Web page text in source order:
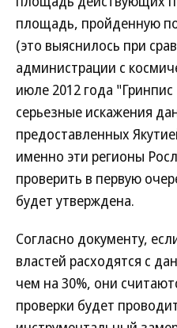
площадь, пройденную
(это выяснилось при
администрации с
июле 2012 года
серьезные искажения
предоставленных
именно эти регионы
проверить в первую
будет утверждена.
Согласно документу,
властей расходятся с
чем на 30%, они
проверки будет